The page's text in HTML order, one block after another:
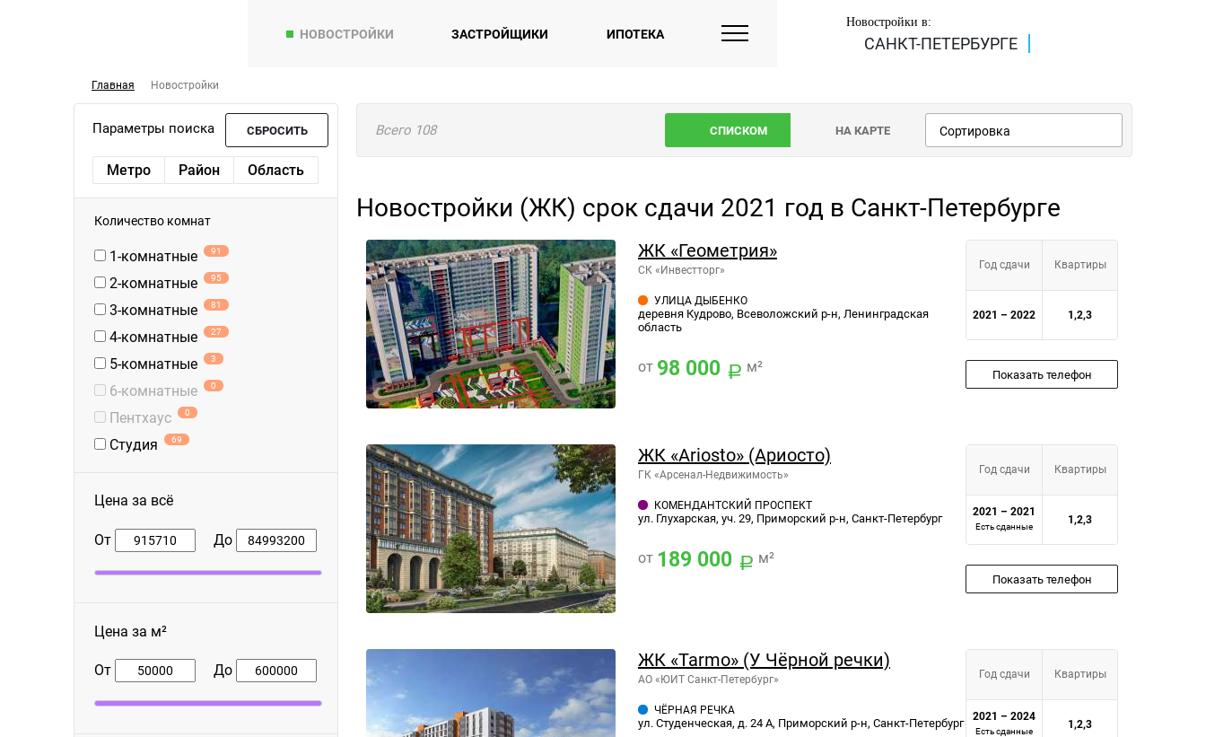
НОВОСТРОЙКИ ЗАСТРОЙЩИКИ ИПОТЕКА
Новостройки в:
САНКТ-ПЕТЕРБУРГЕ
Главная Новостройки
Параметры поиска СБРОСИТЬ
Метро Район Область
Количество комнат
1-комнатные 91
2-комнатные 95
3-комнатные 81
4-комнатные 27
5-комнатные 3
6-комнатные 0
Пентхаус 0
Студия 69
Цена за всё
От До
Цена за м²
От До
Всего 108 Сортировка
НА КАРТЕ
СПИСКОМ
Новостройки (ЖК) срок сдачи 2021 год в Санкт-Петербурге
ЖК «Геометрия»
СК «Инвестторг»
УЛИЦА ДЫБЕНКО
деревня Кудрово, Всеволожский р-н, Ленинградская
область
от 98 000 м²
Год сдачи Квартиры
2021 – 2022 1,2,3
Показать телефон
ЖК «Ariosto» (Ариосто)
ГК «Арсенал-Недвижимость»
КОМЕНДАНТСКИЙ ПРОСПЕКТ
ул. Глухарская, уч. 29, Приморский р-н, Санкт-Петербург
от 189 000 м²
Год сдачи Квартиры
2021 – 2021
Есть сданные
1,2,3
Показать телефон
ЖК «Tarmo» (У Чёрной речки)
АО «ЮИТ Санкт-Петербург»
ЧЁРНАЯ РЕЧКА
ул. Студенческая, д. 24 А, Приморский р-н, Санкт-Петербург
Год сдачи Квартиры
2021 – 2024
Есть сданные
1,2,3